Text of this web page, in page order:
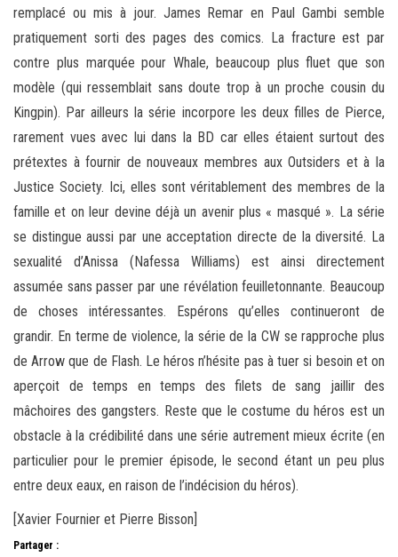
remplacé ou mis à jour. James Remar en Paul Gambi semble
pratiquement sorti des pages des comics. La fracture est par
contre plus marquée pour Whale, beaucoup plus fluet que son
modèle (qui ressemblait sans doute trop à un proche cousin du
Kingpin). Par ailleurs la série incorpore les deux filles de Pierce,
rarement vues avec lui dans la BD car elles étaient surtout des
prétextes à fournir de nouveaux membres aux Outsiders et à la
Justice Society. Ici, elles sont véritablement des membres de la
famille et on leur devine déjà un avenir plus « masqué ». La série
se distingue aussi par une acceptation directe de la diversité. La
sexualité d’Anissa (Nafessa Williams) est ainsi directement
assumée sans passer par une révélation feuilletonnante. Beaucoup
de choses intéressantes. Espérons qu’elles continueront de
grandir. En terme de violence, la série de la CW se rapproche plus
de Arrow que de Flash. Le héros n’hésite pas à tuer si besoin et on
aperçoit de temps en temps des filets de sang jaillir des
mâchoires des gangsters. Reste que le costume du héros est un
obstacle à la crédibilité dans une série autrement mieux écrite (en
particulier pour le premier épisode, le second étant un peu plus
entre deux eaux, en raison de l’indécision du héros).
[Xavier Fournier et Pierre Bisson]
Partager :